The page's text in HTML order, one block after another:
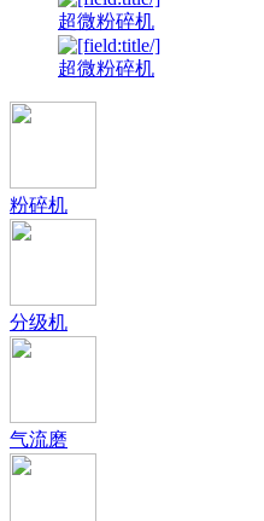
超微粉碎机
超微粉碎机
粉碎机
分级机
气流磨